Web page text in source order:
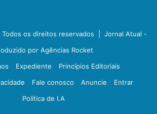
os direitos reservados | Jornal Atual -
por Agências Rocket
Expediente
Princípios Editoriais
Fale conosco Anuncie
Entrar
Política de I.A